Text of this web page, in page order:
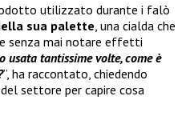
utilizzato durante i falò
sua palette , una cialda che
senza mai notare effetti
usata tantissime volte, come è
”, ha raccontato, chiedendo
settore per capire cosa